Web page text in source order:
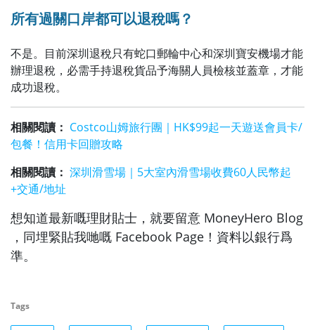
所有過關口岸都可以退稅嗎？
不是。目前深圳退稅只有蛇口郵輪中心和深圳寶安機場才能
辦理退稅，必需手持退稅貨品予海關人員檢核並蓋章，才能
成功退稅。
相關閱讀： Costco山姆旅行團｜HK$99起一天遊送會員卡/
包餐！信用卡回贈攻略
相關閱讀： 深圳滑雪場｜5大室內滑雪場收費60人民幣起
+交通/地址
想知道最新嘅理財貼士，就要留意 MoneyHero Blog
，同埋緊貼我哋嘅 Facebook Page！資料以銀行爲
準。
Tags